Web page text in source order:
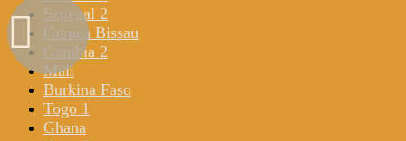
Senegal 2
Guinea Bissau
Gambia 2
Mali
Burkina Faso
Togo 1
Ghana